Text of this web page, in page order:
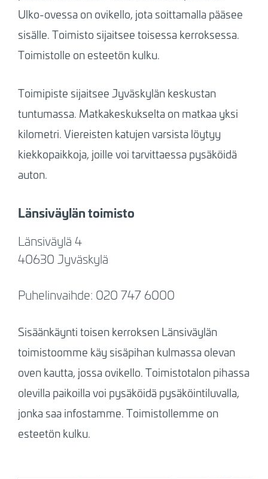
Ulko-ovessa on ovikello, jota soittamalla pääsee
sisälle. Toimisto sijaitsee toisessa kerroksessa.
Toimistolle on esteetön kulku.
Toimipiste sijaitsee Jyväskylän keskustan
tuntumassa. Matkakeskukselta on matkaa yksi
kilometri. Viereisten katujen varsista löytyy
kiekkopaikkoja, joille voi tarvittaessa pysäköidä
auton.
Länsiväylän toimisto
Länsiväylä 4
40630 Jyväskylä
Puhelinvaihde: 020 747 6000
Sisäänkäynti toisen kerroksen Länsiväylän
toimistoomme käy sisäpihan kulmassa olevan
oven kautta, jossa ovikello. Toimistotalon pihassa
olevilla paikoilla voi pysäköidä pysäköintiluvalla,
jonka saa infostamme. Toimistollemme on
esteetön kulku.